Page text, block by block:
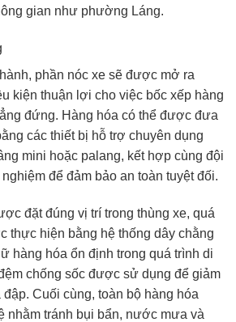
gian như phường Láng.
phần nóc xe sẽ được mở ra
kiện thuận lợi cho việc bốc xếp hàng
đứng. Hàng hóa có thể được đưa
các thiết bị hỗ trợ chuyên dụng
mini hoặc palang, kết hợp cùng đội
để đảm bảo an toàn tuyệt đối.
đặt đúng vị trí trong thùng xe, quá
thực hiện bằng hệ thống dây chằng
hàng hóa ổn định trong quá trình di
chống sốc được sử dụng để giảm
Cuối cùng, toàn bộ hàng hóa
nhằm tránh bụi bẩn, nước mưa và